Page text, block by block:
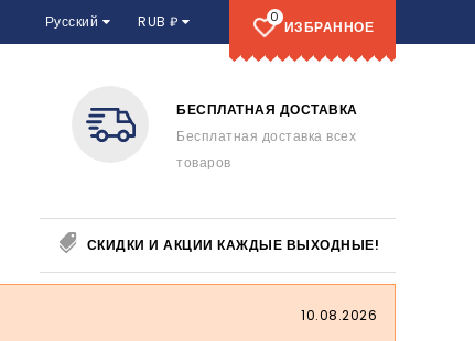
Русский RUB ₽ 0
ИЗБРАННОЕ
БЕСПЛАТНАЯ ДОСТАВКА
Бесплатная доставка всех
товаров
СКИДКИ И АКЦИИ КАЖДЫЕ ВЫХОДНЫЕ!
10.08.2026